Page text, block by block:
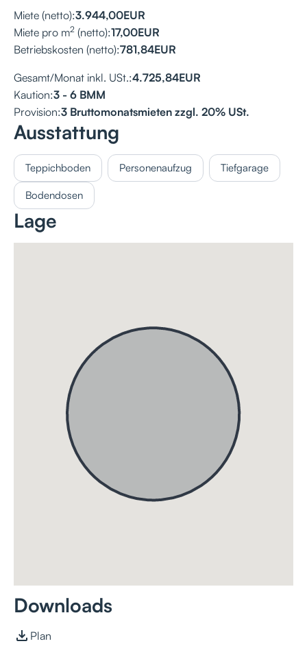
Miete (netto):3.944,00EUR
Miete pro m2 (netto):17,00EUR
Betriebskosten (netto):781,84EUR
Gesamt/Monat inkl. USt.:4.725,84EUR
Kaution:3 - 6 BMM
Provision:3 Bruttomonatsmieten zzgl. 20% USt.
Ausstattung
Teppichboden Personenaufzug Tiefgarage
Bodendosen
Lage
Downloads
Plan